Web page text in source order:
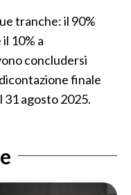
tranche: il 90%
10% a
concludersi
finale
agosto 2025.